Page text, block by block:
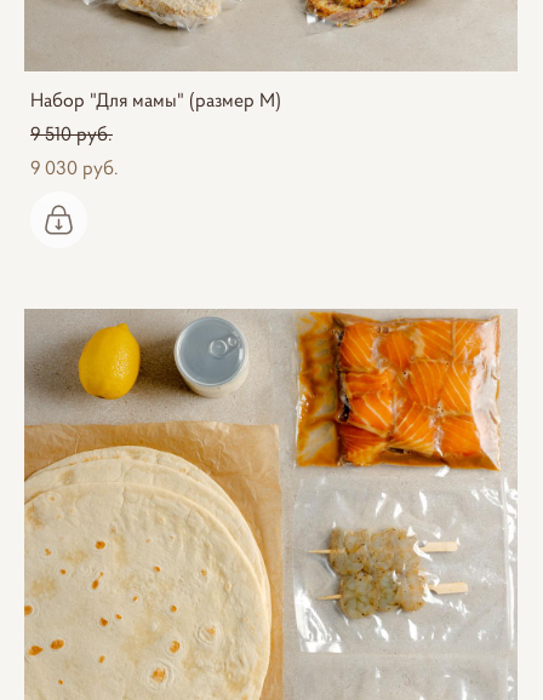
Набор "Для мамы" (размер M)
9 510 pуб.
9 030 pуб.